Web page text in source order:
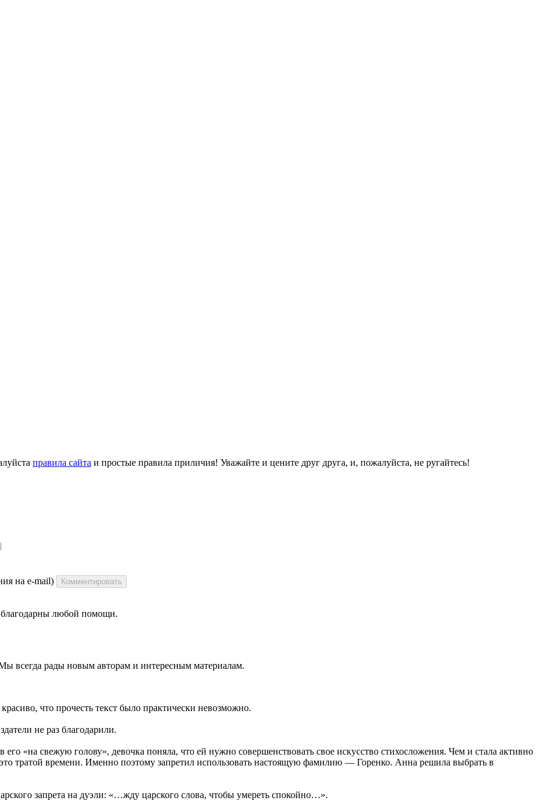
правила сайта и простые правила приличия! Уважайте и цените друг друга, и, пожалуйста, не ругайтесь!
на e-mail) Комментировать
благодарны любой помощи.
всегда рады новым авторам и интересным материалам.
что прочесть текст было практически невозможно.
не раз благодарили.
«на свежую голову», девочка поняла, что ей нужно совершенствовать свое искусство стихосложения. Чем и стала активно
тратой времени. Именно поэтому запретил использовать настоящую фамилию — Горенко. Анна решила выбрать в
запрета на дуэли: «…жду царского слова, чтобы умереть спокойно…».